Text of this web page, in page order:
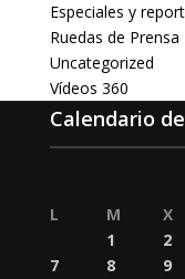
Especiales y
Ruedas de Prensa
Uncategorized
Vídeos 360
Calendario
L
M X
1
2
7
8 9